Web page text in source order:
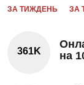
ЗА ТИЖДЕНЬ ЗА
361K
на